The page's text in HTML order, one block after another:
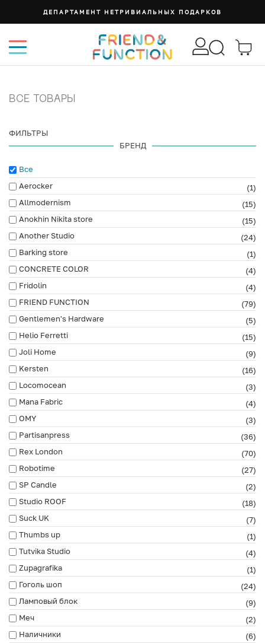
ДЕПАРТАМЕНТ НЕТРИВИАЛЬНЫХ ПОДАРКОВ
ВСЕ ТОВАРЫ
ФИЛЬТРЫ
БРЕНД
Все
Aerocker
(1)
Allmodernism
(15)
Anokhin Nikita store
(15)
Another Studio
(24)
Barking store
(1)
CONCRETE COLOR
(4)
Fridolin
(4)
FRIEND FUNCTION
(79)
Gentlemen's Hardware
(5)
Helio Ferretti
(15)
Joli Home
(9)
Kersten
(16)
Locomocean
(3)
Mana Fabric
(4)
OMY
(3)
Partisanpress
(36)
Rex London
(70)
Robotime
(27)
SP Candle
(2)
Studio ROOF
(18)
Suck UK
(7)
Thumbs up
(1)
Tutvika Studio
(4)
Zupagrafika
(1)
Гоголь шоп
(24)
Ламповый блок
(9)
Меч
(2)
Наличники
(6)